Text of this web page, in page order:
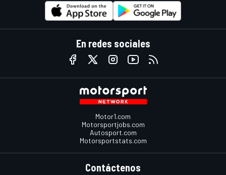
En redes sociales
Motor1.com
Motorsportjobs.com
Autosport.com
Motorsportstats.com
Contáctenos